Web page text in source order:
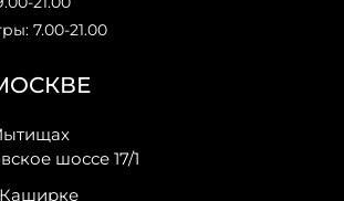
шоссе 17/1
7.00-21.00